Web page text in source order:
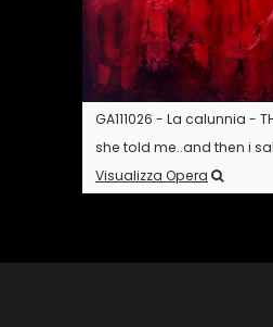
GA111026 - La calunnia -
she told me..and then i
Visualizza Opera